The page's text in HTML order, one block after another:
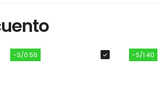
-S/0.56 -S/1.40